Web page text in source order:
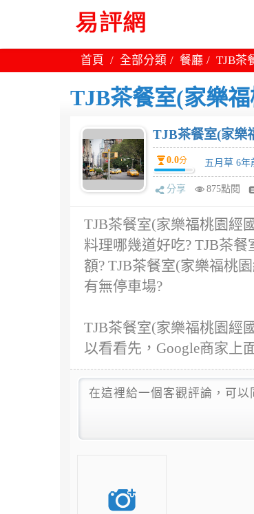
首頁 全部分類 餐廳 TJB茶
TJB茶餐室(家樂
TJB茶餐室(家樂
0.0分 五月草 6年
分享 875點閱
TJB茶餐室(家樂福桃園經
料理哪幾道好吃? TJB茶
額? TJB茶餐室(家樂福桃
有無停車場?
TJB茶餐室(家樂福桃園經
以看看先，Google商家上